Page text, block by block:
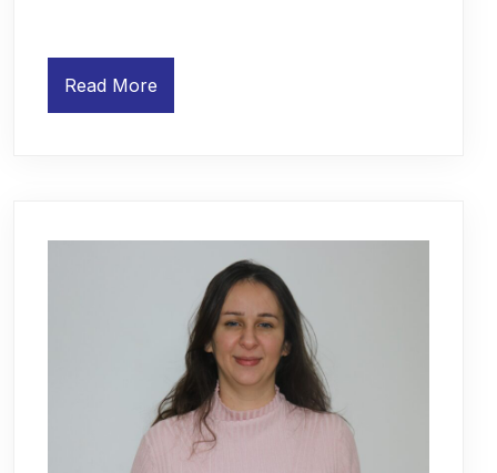
Read More